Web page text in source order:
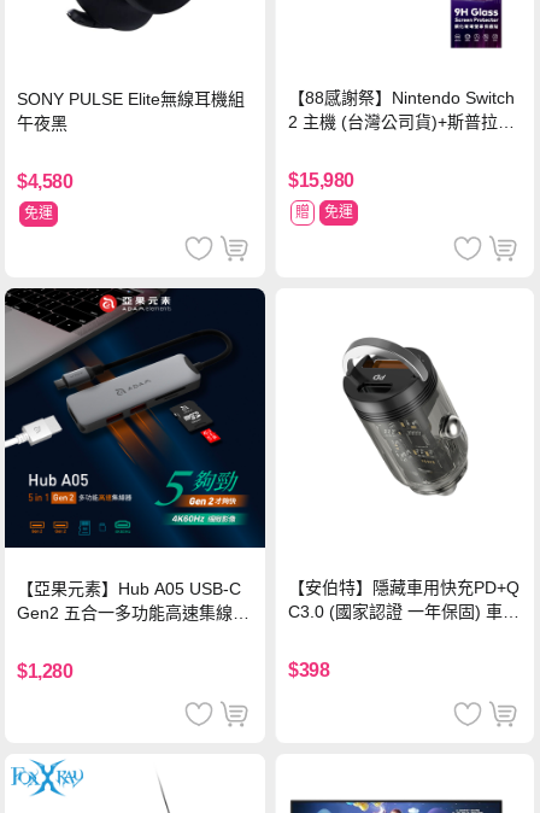
SONY PULSE Elite無線耳機組
午夜黑
$4,580
免運
【88感謝祭】Nintendo Switch
2 主機 (台灣公司貨)+斯普拉遁
$15,980
贈 免運
【亞果元素】Hub A05 USB-C
Gen2 五合一多功能高速集線
$1,280
【安伯特】隱藏車用快充PD+Q
C3.0 (國家認證 一年保固) 車充
$398